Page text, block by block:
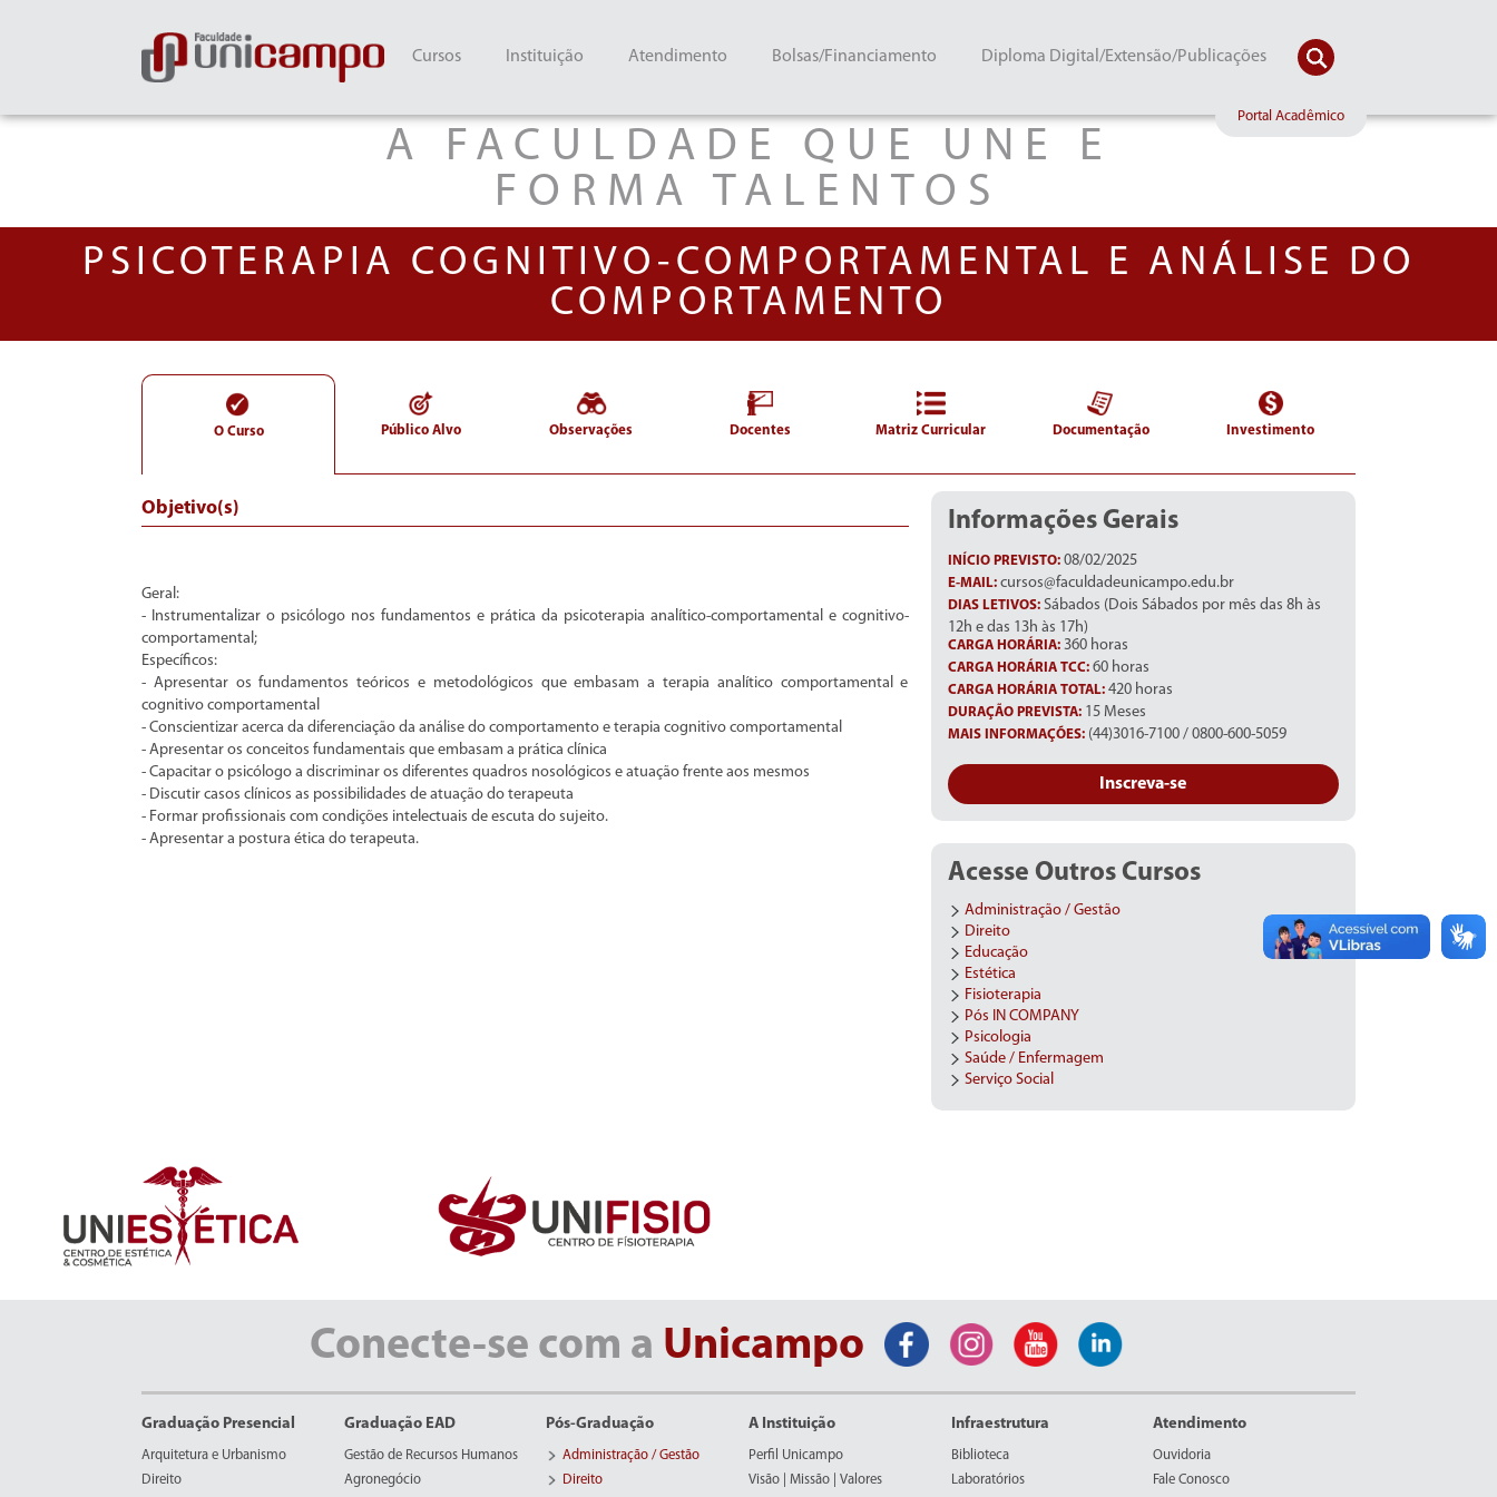
Cursos Instituição Atendimento Bolsas/Financiamento Diploma Digital/Extensão/Publicações
Portal Acadêmico
A FACULDADE QUE UNE E
FORMA TALENTOS
PSICOTERAPIA COGNITIVO-COMPORTAMENTAL E ANÁLISE DO
COMPORTAMENTO
O Curso Público Alvo Observações Docentes Matriz Curricular Documentação Investimento
Objetivo(s)
Geral:
- Instrumentalizar o psicólogo nos fundamentos e prática da psicoterapia analítico-comportamental e cognitivo-
comportamental;
Específicos:
- Apresentar os fundamentos teóricos e metodológicos que embasam a terapia analítico comportamental e
cognitivo comportamental
- Conscientizar acerca da diferenciação da análise do comportamento e terapia cognitivo comportamental
- Apresentar os conceitos fundamentais que embasam a prática clínica
- Capacitar o psicólogo a discriminar os diferentes quadros nosológicos e atuação frente aos mesmos
- Discutir casos clínicos as possibilidades de atuação do terapeuta
- Formar profissionais com condições intelectuais de escuta do sujeito.
- Apresentar a postura ética do terapeuta.
Informações Gerais
INÍCIO PREVISTO: 08/02/2025
E-MAIL: cursos@faculdadeunicampo.edu.br
DIAS LETIVOS: Sábados (Dois Sábados por mês das 8h às
12h e das 13h às 17h)
CARGA HORÁRIA: 360 horas
CARGA HORÁRIA TCC: 60 horas
CARGA HORÁRIA TOTAL: 420 horas
DURAÇÃO PREVISTA: 15 Meses
MAIS INFORMAÇÕES: (44)3016-7100 / 0800-600-5059
Inscreva-se
Acesse Outros Cursos
Administração / Gestão
Direito
Educação
Estética
Fisioterapia
Pós IN COMPANY
Psicologia
Saúde / Enfermagem
Serviço Social
Conecte-se com a Unicampo
Graduação Presencial
Arquitetura e Urbanismo
Direito
Graduação EAD
Gestão de Recursos Humanos
Agronegócio
Pós-Graduação
Administração / Gestão
Direito
A Instituição
Perfil Unicampo
Visão | Missão | Valores
Infraestrutura
Biblioteca
Laboratórios
Atendimento
Ouvidoria
Fale Conosco